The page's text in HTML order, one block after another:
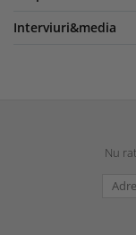
Interviuri&media
Nu